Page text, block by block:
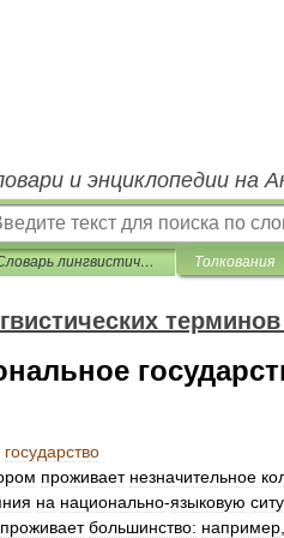
и энциклопедии на
Словарь лингвистических терминов Т.В. Жеребило Толкования
государство
проживает незначительное
на национально-языковую
проживает большинство: например